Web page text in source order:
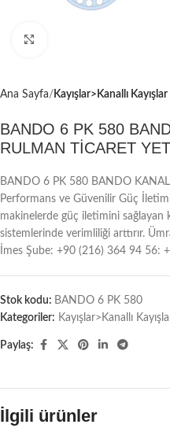
Ana Sayfa Kayışlar>Kanallı Kayışlar
BANDO 6 PK 580
RULMAN TİCARET
BANDO 6 PK 580 BANDO
Performans ve Güvenilir Güç
makinelerde güç iletimini sağlayan
sistemlerinde verimliliği arttırır.
İmes Şube: +90 (216) 364 94 56:
Stok kodu: BANDO 6 PK 580
Kategoriler: Kayışlar>Kanallı
Paylaş:
İlgili ürünler